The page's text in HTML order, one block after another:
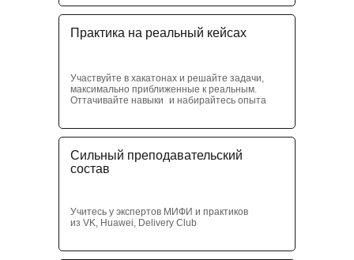
Практика на реальный кейсах
Участвуйте в хакатонах и решайте задачи,
максимально приближенные к реальным.
Оттачивайте навыки и набирайтесь опыта
Сильный преподавательский
состав
Учитесь у экспертов МИФИ и практиков
из VK, Huawei, Delivery Club